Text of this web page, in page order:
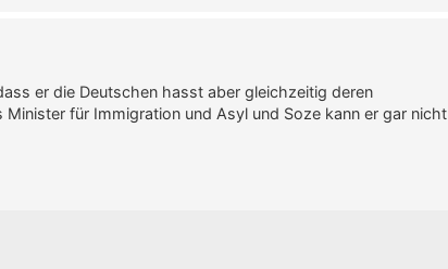
er die Deutschen hasst aber gleichzeitig deren
für Immigration und Asyl und Soze kann er gar nicht